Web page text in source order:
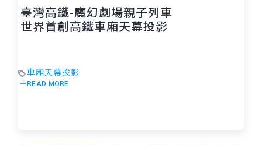
臺灣高鐵-魔幻劇場親子列車
世界首創高鐵車廂天幕投影
車廂天幕投影
READ MORE